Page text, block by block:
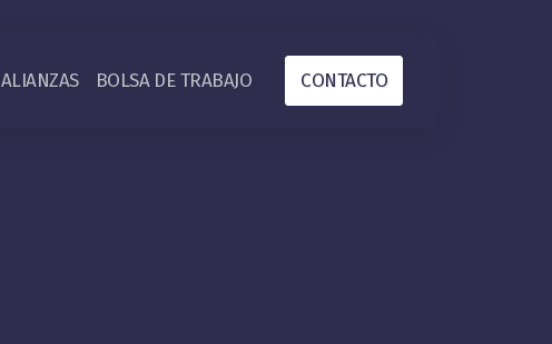
ALIANZAS BOLSA DE TRABAJO CONTACTO